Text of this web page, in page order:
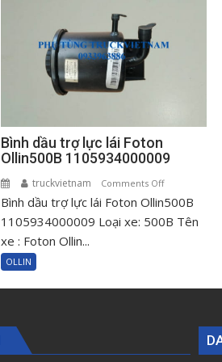
Bình dầu trợ lực lái Foton
Ollin500B 1105934000009
truckvietnam Comments Offon
Bình
dầu
Foton
Bình dầu trợ lực lái Foton Ollin500B
1105934000009 Loại xe: 500B Tên
xe : Foton Ollin...
OLLIN